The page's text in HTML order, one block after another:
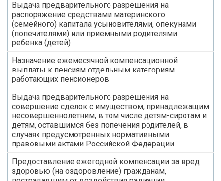
Выдача предварительного разрешения на
распоряжение средствами материнского
(семейного) капитала усыновителями, опекунами
(попечителями) или приемными родителями
ребенка (детей)
Назначение ежемесячной компенсационной
выплаты к пенсиям отдельным категориям
работающих пенсионеров
Выдача предварительного разрешения на
совершение сделок с имуществом, принадлежащим
несовершеннолетним, в том числе детям-сиротам и
детям, оставшимся без попечения родителей, в
случаях предусмотренных нормативными
правовыми актами Российской Федерации
Предоставление ежегодной компенсации за вред
здоровью (на оздоровление) гражданам,